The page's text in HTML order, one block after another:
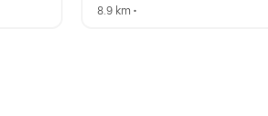
8.9 km •